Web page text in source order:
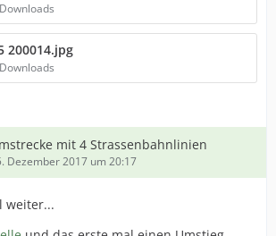
200014.jpg
mit 4 Strassenbahnlinien
Dezember 2017 um 20:17
weiter...